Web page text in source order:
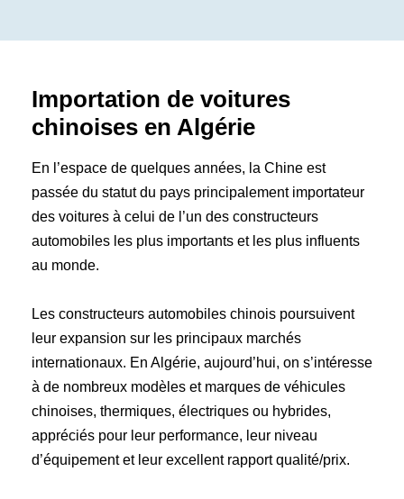
Kilométrage Cylindrée
Accès sans clé (1)
Sièges en cuir (6)
Système de navigation (6)
Vitres électriques (8)
Importation de voitures
chinoises en Algérie
En l’espace de quelques années, la Chine est
passée du statut du pays principalement importateur
des voitures à celui de l’un des constructeurs
automobiles les plus importants et les plus influents
au monde.
Les constructeurs automobiles chinois poursuivent
leur expansion sur les principaux marchés
internationaux. En Algérie, aujourd’hui, on s’intéresse
à de nombreux modèles et marques de véhicules
chinoises, thermiques, électriques ou hybrides,
appréciés pour leur performance, leur niveau
d’équipement et leur excellent rapport qualité/prix.